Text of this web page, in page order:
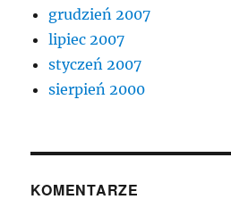
grudzień 2007
lipiec 2007
styczeń 2007
sierpień 2000
KOMENTARZE